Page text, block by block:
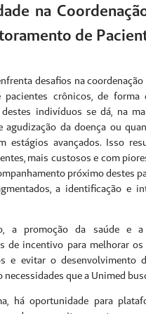
na
de
desafios na
pacientes crônicos, de forma
indivíduos se dá, na
agudização da doença ou
estágios avançados. Isso
mais custosos e com
próximo destes
a identificação e
a promoção da saúde e a
de incentivo para melhorar
e evitar o desenvolvimento
necessidades que a Unimed
há oportunidade para